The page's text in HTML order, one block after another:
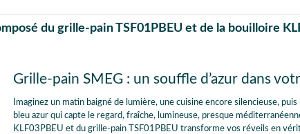
du grille-pain TSF01PBEU et de la bouilloire
Grille-pain SMEG : un souffle d’azur dans
Imaginez un matin baigné de lumière, une cuisine encore silencieuse,
bleu azur qui capte le regard, fraîche, lumineuse, presque
KLF03PBEU et du grille-pain TSF01PBEU transforme vos réveils en